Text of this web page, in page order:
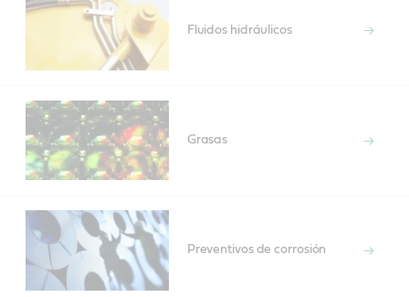
Fluidos hidráulicos
Grasas
Preventivos de corrosión